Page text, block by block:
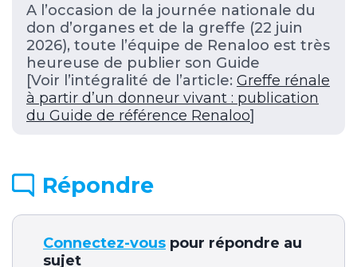
A l’occasion de la journée nationale du
don d’organes et de la greffe (22 juin
2026), toute l’équipe de Renaloo est très
heureuse de publier son Guide
[Voir l’intégralité de l’article: Greffe rénale
à partir d’un donneur vivant : publication
du Guide de référence Renaloo]
Répondre
Connectez-vous pour répondre au
sujet